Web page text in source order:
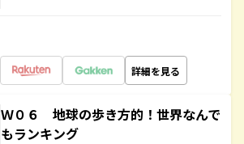
詳細を見る
Ｗ０６ 地球の歩き方的！世界なんで
もランキング